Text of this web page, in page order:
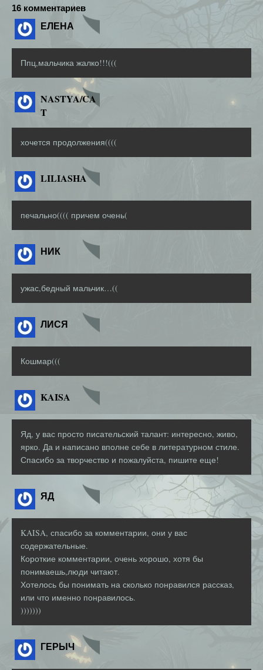
16 комментариев
ЕЛЕНА
Ппц,мальчика жалко!!!(((
NASTYA/CA
T
хочется продолжения((((
LILIASHA
печально(((( причем очень(
НИК
ужас,бедный мальчик…((
ЛИСЯ
Кошмар(((
KAISA
Яд, у вас просто писательский талант: интересно, живо,
ярко. Да и написано вполне себе в литературном стиле.
Спасибо за творчество и пожалуйста, пишите еще!
ЯД
KAISA, спасибо за комментарии, они у вас
содержательные.
Короткие комментарии, очень хорошо, хотя бы
понимаешь,люди читают.
Хотелось бы понимать на сколько понравился рассказ,
или что именно понравилось.
)))))))
ГЕРЫЧ